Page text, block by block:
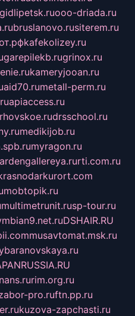
gidlipetsk.ruooo-driada.ru
bruslanovo.rusiterem.ru
kafekolizey.ru
grinox.ru
kameryjooan.ru
aid70.rumetall-perm.ru
apiaccess.ru
drsschool.ru
medikijob.ru
myragon.ru
rti.com.ru
mobtopik.ru
multimetrunit.rusp-tour.ru
DSHAIR.RU
musavtomat.msk.ru
rim.org.ru
pro.ruftn.pp.ru
kuzova-zapchasti.ru